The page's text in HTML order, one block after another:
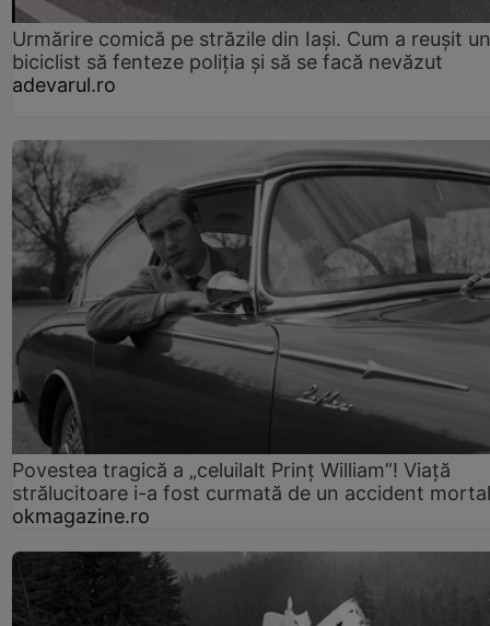
Urmărire comică pe străzile din Iași. Cum a reușit un
biciclist să fenteze poliția și să se facă nevăzut
adevarul.ro
Povestea tragică a „celuilalt Prinț William”! Viață
strălucitoare i-a fost curmată de un accident mortal
okmagazine.ro